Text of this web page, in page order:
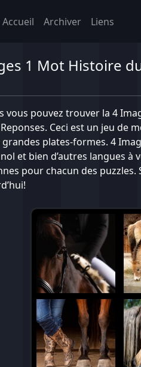
Accueil Archiver Liens
1 Mot Histoire
vous pouvez trouver la 4
Ceci est un jeu de
plates-formes. 4
et bien d’autres langues
pour chacun des